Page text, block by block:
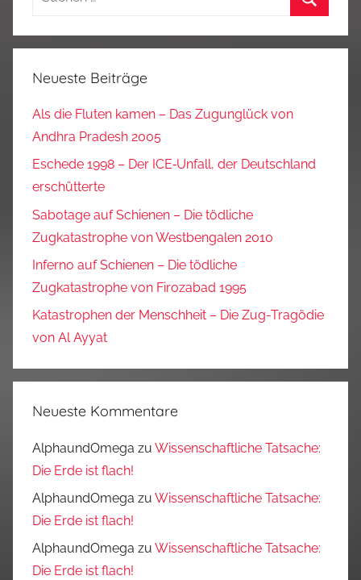
Neueste Beiträge
Als die Fluten kamen – Das Zugunglück von
Andhra Pradesh 2005
Eschede 1998 – Der ICE‑Unfall, der Deutschland
erschütterte
Sabotage auf Schienen – Die tödliche
Zugkatastrophe von Westbengalen 2010
Inferno auf Schienen – Die tödliche
Zugkatastrophe von Firozabad 1995
Katastrophen der Menschheit – Die Zug-Tragödie
von Al Ayyat
Neueste Kommentare
AlphaundOmega zu Wissenschaftliche Tatsache:
Die Erde ist flach!
AlphaundOmega zu Wissenschaftliche Tatsache:
Die Erde ist flach!
AlphaundOmega zu Wissenschaftliche Tatsache:
Die Erde ist flach!